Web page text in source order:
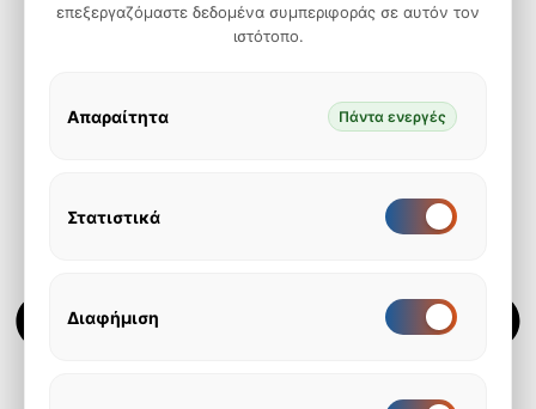
επεξεργαζόμαστε δεδομένα συμπεριφοράς σε αυτόν τον
ιστότοπο.
Απαραίτητα Πάντα ενεργές
Στατιστικά
Ενεργοποίηση
Διακόπτης
κατάσταση:
Ενεργοποιημένος
Διαφήμιση
Ενεργοποίηση
Διακόπτης